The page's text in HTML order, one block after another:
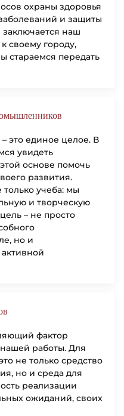
охраны здоровья
и защиты
наш
своему городу,
стараемся передать
это единое целое. В
увидеть
основе помочь
развития.
только учеба: мы
и творческую
– не просто
но и
фактор
работы. Для
не только средство
но и среда для
реализации
ожиданий, своих